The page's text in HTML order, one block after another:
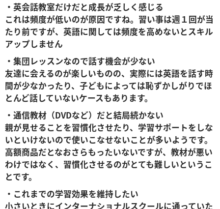
・英会話教室だけだと成長が乏しく感じる
これは頻度が低いのが原因ですね。習い事は週１回が当
たり前ですが、英語に関しては頻度を高めないとスキル
アップしません
・集団レッスンなので話す機会が少ない
友達に会えるのが楽しいものの、実際には英語を話す時
間が少なかったり、子どもによっては恥ずかしがりでほ
とんど話していないケースもあります。
・通信教材（DVDなど）だと結局続かない
親が見せることを習慣化させたり、学習サポートをしな
いといけないので使いこなせないことが多いようです。
高額商品だとなおさらもったいないですが、教材が悪い
わけではなく、習慣化させるのがとても難しいというこ
とです。
・これまでの学習効果を維持したい
小さいときにインターナショナルスクールに通っていた